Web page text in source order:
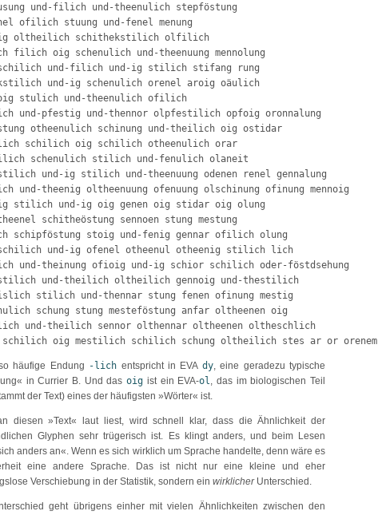
und-filich und-theenulich stepföstung
ofilich stuung und-fenel menung
oltheilich schithekstilich olfilich
filich oig schenulich und-theenuung mennolung
und-filich und-ig stilich stifang rung
und-ig schenulich orenel aroig oäulich
stulich und-theenulich ofilich
und-pfestig und-thennor olpfestilich opfoig oronnalung
otheenulich schinung und-theilich oig ostidar
schilich oig schilich otheenulich orar
schenulich stilich und-fenulich olaneit
und-ig stilich und-theenuung odenen renel gennalung
und-theenig oltheenuung ofenuung olschinung ofinung mennoig
stilich und-ig oig genen oig stidar oig olung
schitheöstung sennoen stung mestung
schipföstung stoig und-fenig gennar ofilich olung
und-ig ofenel otheenul otheenig stilich lich
und-theinung ofioig und-ig schior schilich oder-föstdsehung
und-theilich oltheilich gennoig und-thestilich
stilich und-thennar stung fenen ofinung mestig
schung stung mesteföstung anfar oltheenen oig
und-theilich sennor olthennar oltheenen oltheschlich
schilich oig mestilich schilich schung oltheilich stes ar or orenem
häufige Endung -lich entspricht in EVA dy, eine geradezu typische
in Currier B. Und dasoig ist ein EVA-ol, das im biologischen Teil
der Text) eines der häufigsten »Wörter« ist.
diesen »Text« laut liest, wird schnell klar, dass die Ähnlichkeit der
Glyphen sehr trügerisch ist. Es klingt anders, und beim Lesen
anders an«. Wenn es sich wirklich um Sprache handelte, denn wäre es
eine andere Sprache. Das ist nicht nur eine kleine und eher
Verschiebung in der Statistik, sondern ein wirklicherUnterschied.
geht übrigens einher mit vielen Ähnlichkeiten zwischen den